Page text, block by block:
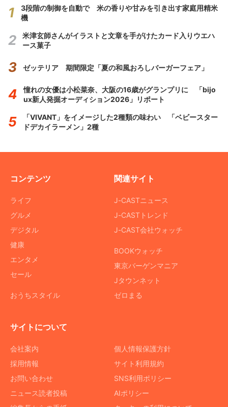
3段階の制御を自動で 米の香りや甘みを引き出す家庭用精米
機
米津玄師さんがイラストと文章を手がけたカード入りウエハ
ース菓子
ゼッテリア 期間限定「夏の和風おろしバーガーフェア」
憧れの女優は小松菜奈、大阪の16歳がグランプリに 「bijo
ux新人発掘オーディション2026」リポート
「VIVANT」をイメージした2種類の味わい 「ベビースター
ドデカイラーメン」2種
コンテンツ
ライフ
グルメ
デジタル
健康
エンタメ
セール
おうちスタイル
関連サイト
J-CASTニュース
J-CASTトレンド
J-CAST会社ウォッチ
BOOKウォッチ
東京バーゲンマニア
Jタウンネット
ゼロまる
サイトについて
会社案内
採用情報
お問い合わせ
ニュース読者投稿
個人情報保護方針
サイト利用規約
SNS利用ポリシー
AIポリシー